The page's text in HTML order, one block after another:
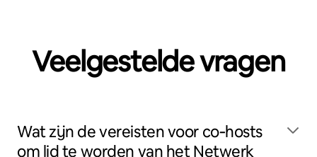
Veelgestelde vragen
Wat zijn de vereisten voor co‑hosts
om lid te worden van het Netwerk